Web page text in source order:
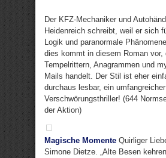
Der KFZ-Mechaniker und
Heidenreich schreibt, weil er sich
Logik und paranormale
dies kommt in diesem Roman vor,
Tempelrittern, Anagrammen und
Mails handelt. Der Stil ist eher
durchaus lesbar, ein umfangreicher
Verschwörungsthriller! (644
der Aktion)
Magische Momente Quirliger
Simone Dietze. „Alte Besen